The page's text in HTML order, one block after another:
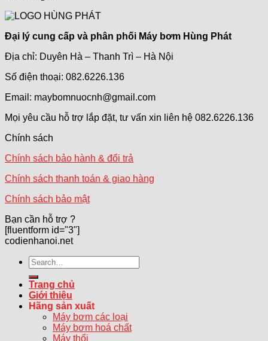
Đại lý cung cấp và phân phối Máy bơm Hùng Phát
Địa chỉ: Duyên Hà – Thanh Trì – Hà Nội
Số điện thoại: 082.6226.136
Email: maybomnuocnh@gmail.com
Mọi yêu cầu hỗ trợ lắp đặt, tư vấn xin liên hệ 082.6226.136
Chính sách
Chính sách bảo hành & đổi trả
Chính sách thanh toán & giao hàng
Chính sách bảo mật
Bạn cần hỗ trợ ?
[fluentform id="3"]
codienhanoi.net
Search
for:
Trang chủ
Giới thiệu
Hãng sản xuất
Máy bơm các loại
Máy bơm hoá chất
Máy thổi